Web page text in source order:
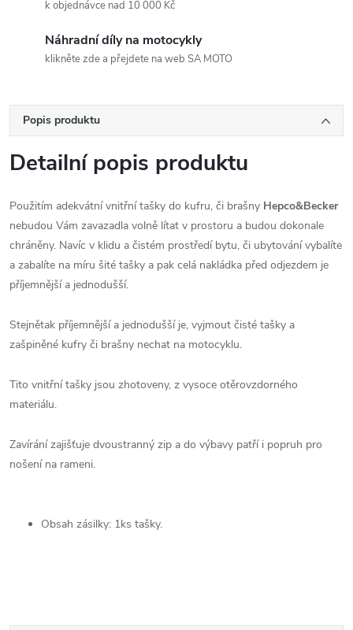
k objednávce nad 10 000 Kč
Náhradní díly na motocykly
klikněte zde a přejdete na web SA MOTO
Popis produktu
Detailní popis produktu
Použitím adekvátní vnitřní tašky do kufru, či brašny Hepco&Becker
nebudou Vám zavazadla volně lítat v prostoru a budou dokonale
chráněny. Navíc v klidu a čistém prostředí bytu, či ubytování vybalíte
a zabalíte na míru šité tašky a pak celá nakládka před odjezdem je
příjemnější a jednodušší.
Stejnětak příjemnější a jednodušší je, vyjmout čisté tašky a
zašpiněné kufry či brašny nechat na motocyklu.
Tito vnitřní tašky jsou zhotoveny, z vysoce otěrovzdorného
materiálu.
Zavírání zajišťuje dvoustranný zip a do výbavy patří i popruh pro
nošení na rameni.
Obsah zásilky: 1ks tašky.